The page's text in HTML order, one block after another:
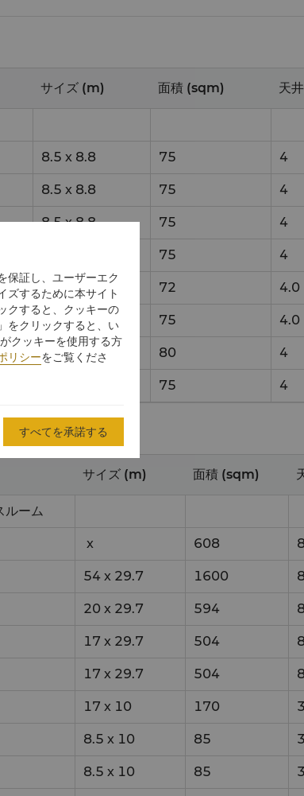
サイズ (m) 面積 (sqm) 天
8.5 x 8.8 75 4
8.5 x 8.8 75 4
8.5x8.8 75 4
75 4
9 x 8 72 4.0
8.5x 8.8 75 4.0
8x10 80 4
75 4
サイズ (m) 面積 (sqm)
ルーム
x 608
54 x 29.7 1600
20 x 29.7 594
17 x 29.7 504
17 x 29.7 504
17 x 10 170
8.5 x 10 85
8.5 x 10 85
保証し、ユーザーエク
ズするために本サイト
クすると、クッキーの
をクリックすると、い
クッキーを使用する方
リシーをご覧くださ
すべてを承諾する